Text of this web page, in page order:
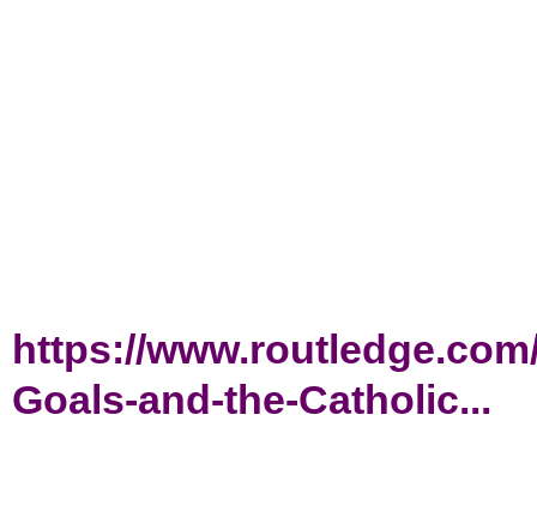
https://
Goals-and-the-Catholic...